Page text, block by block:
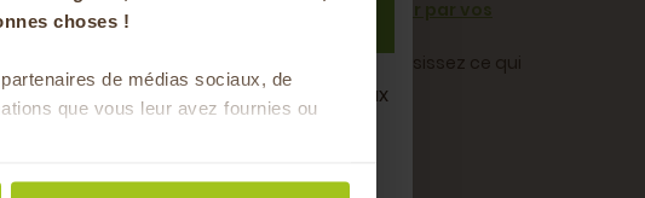
choses !
de médias sociaux, de
que vous leur avez fournies ou
saison sous forme de paniers à composer par vos
:
… Vous choisissez ce qui
semaine de bons produits locaux
& de saison !